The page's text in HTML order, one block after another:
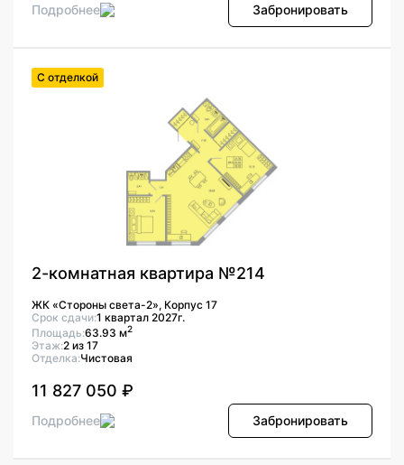
Подробнее Забронировать
С отделкой
2-комнатная квартира №214
ЖК «Стороны света-2», Корпус 17
Срок сдачи:1 квартал 2027г.
Площадь:63.93 м2
Этаж:2 из 17
Отделка:Чистовая
11 827 050 ₽
Подробнее Забронировать